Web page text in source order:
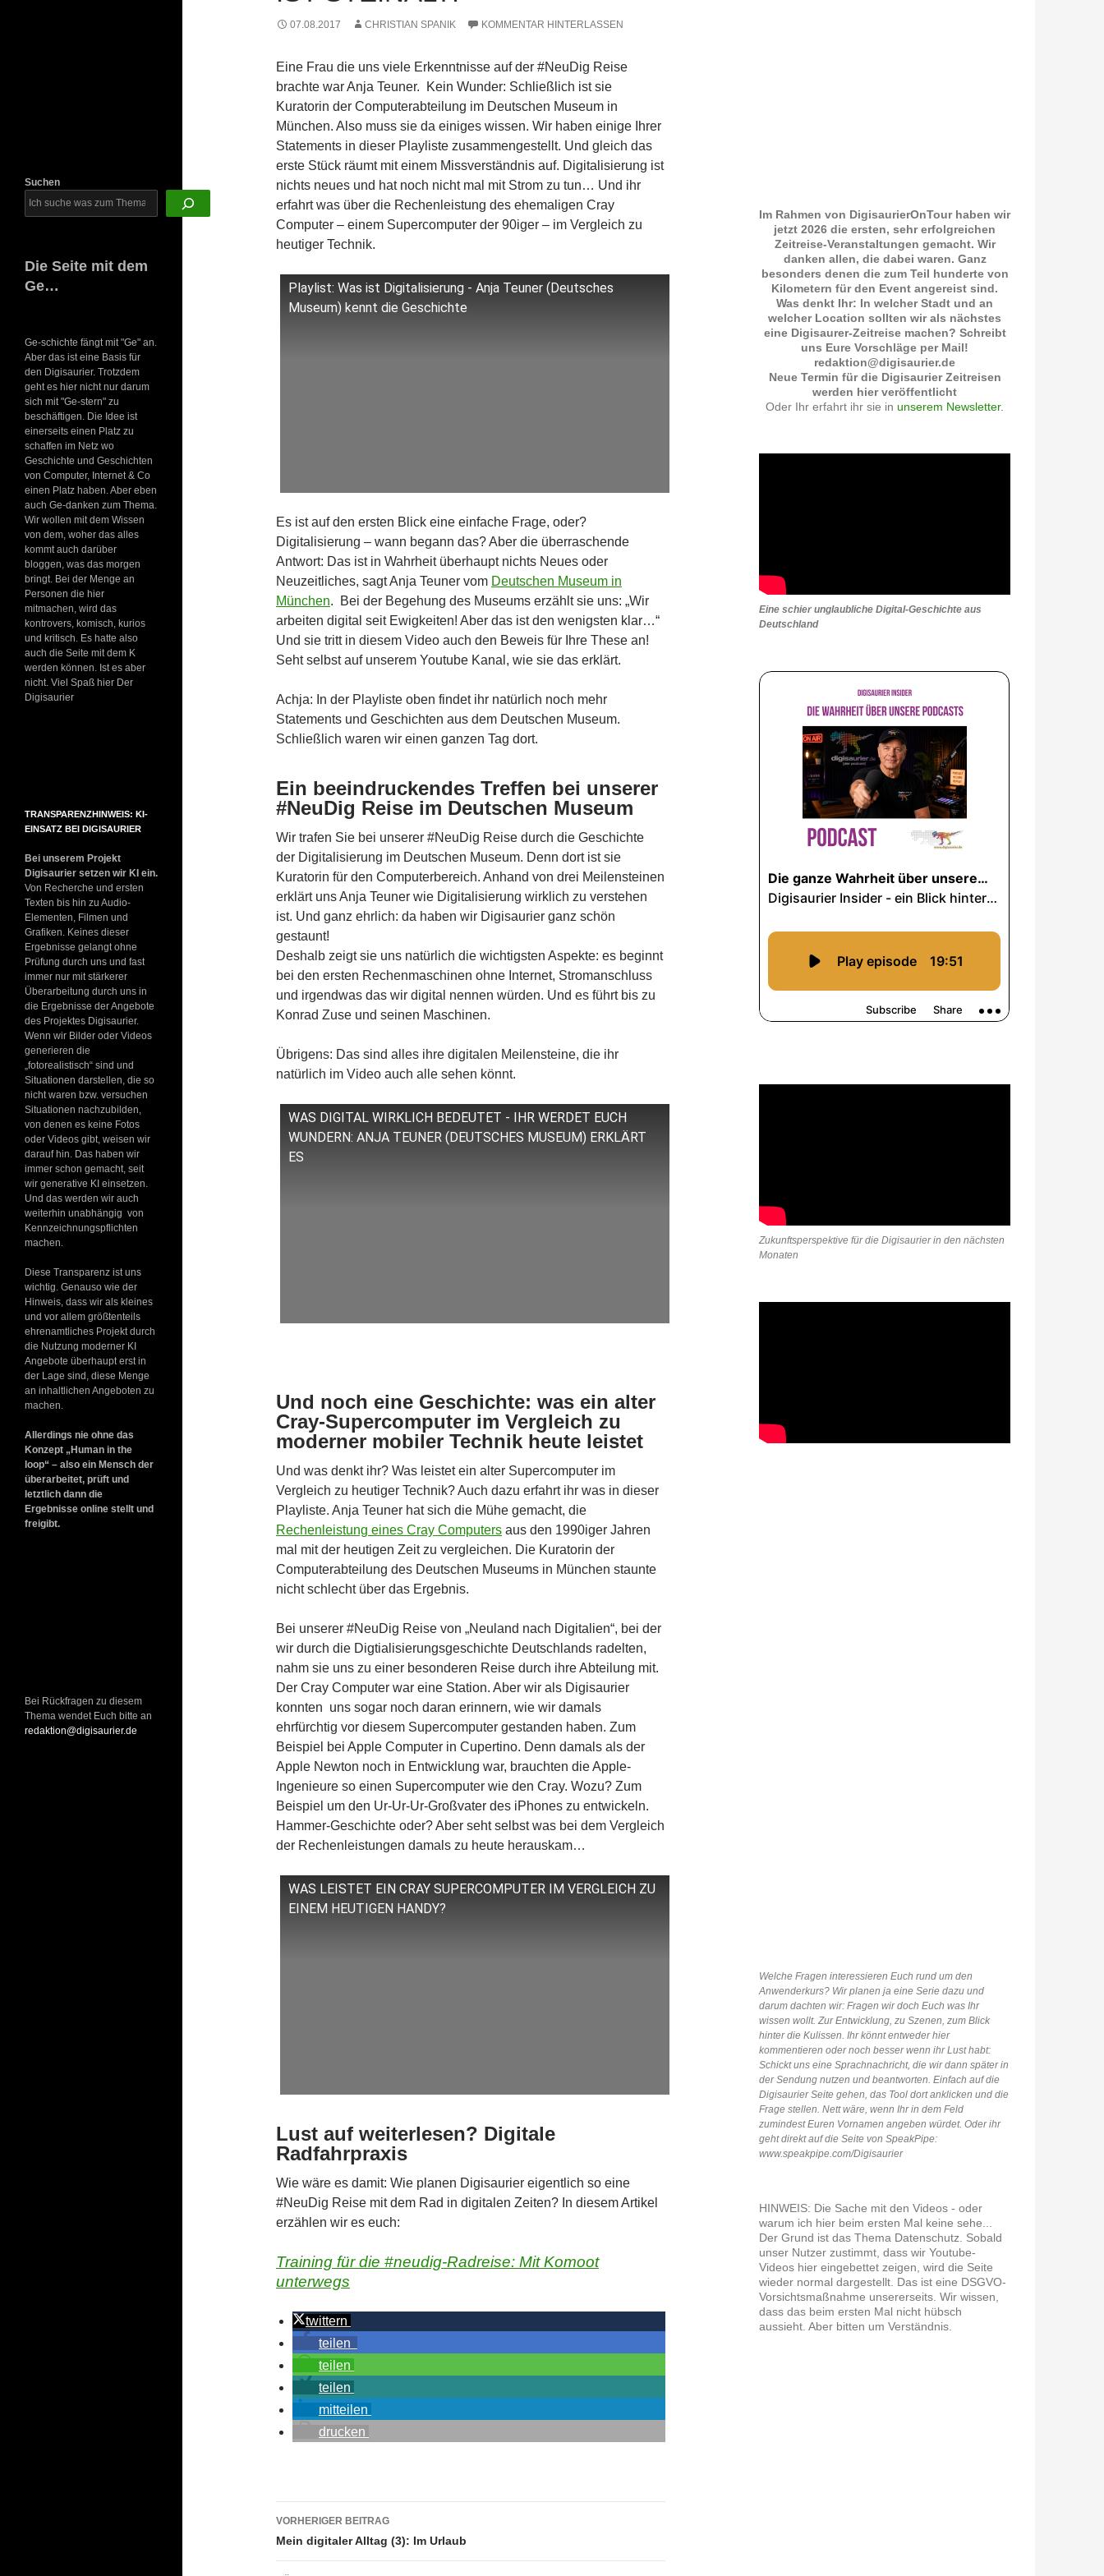
07.08.2017 CHRISTIAN SPANIK KOMMENTAR HINTERLASSEN
Eine Frau die uns viele Erkenntnisse auf der #NeuDig Reise
brachte war Anja Teuner. Kein Wunder: Schließlich ist sie
Kuratorin der Computerabteilung im Deutschen Museum in
München. Also muss sie da einiges wissen. Wir haben einige Ihrer
Statements in dieser Playliste zusammengestellt. Und gleich das
erste Stück räumt mit einem Missverständnis auf. Digitalisierung ist
nichts neues und hat noch nicht mal mit Strom zu tun… Und ihr
erfahrt was über die Rechenleistung des ehemaligen Cray
Computer – einem Supercomputer der 90iger – im Vergleich zu
heutiger Technik.
Playlist: Was ist Digitalisierung - Anja Teuner (Deutsches
Museum) kennt die Geschichte
Es ist auf den ersten Blick eine einfache Frage, oder?
Digitalisierung – wann begann das? Aber die überraschende
Antwort: Das ist in Wahrheit überhaupt nichts Neues oder
Neuzeitliches, sagt Anja Teuner vom Deutschen Museum in
München. Bei der Begehung des Museums erzählt sie uns: „Wir
arbeiten digital seit Ewigkeiten! Aber das ist den wenigsten klar…“
Und sie tritt in diesem Video auch den Beweis für Ihre These an!
Seht selbst auf unserem Youtube Kanal, wie sie das erklärt.
Achja: In der Playliste oben findet ihr natürlich noch mehr
Statements und Geschichten aus dem Deutschen Museum.
Schließlich waren wir einen ganzen Tag dort.
Ein beeindruckendes Treffen bei unserer
#NeuDig Reise im Deutschen Museum
Wir trafen Sie bei unserer #NeuDig Reise durch die Geschichte
der Digitalisierung im Deutschen Museum. Denn dort ist sie
Kuratorin für den Computerbereich. Anhand von drei Meilensteinen
erklärt uns Anja Teuner wie Digitalisierung wirklich zu verstehen
ist. Und ganz ehrlich: da haben wir Digisaurier ganz schön
gestaunt!
Deshalb zeigt sie uns natürlich die wichtigsten Aspekte: es beginnt
bei den ersten Rechenmaschinen ohne Internet, Stromanschluss
und irgendwas das wir digital nennen würden. Und es führt bis zu
Konrad Zuse und seinen Maschinen.
Übrigens: Das sind alles ihre digitalen Meilensteine, die ihr
natürlich im Video auch alle sehen könnt.
WAS DIGITAL WIRKLICH BEDEUTET - IHR WERDET EUCH
WUNDERN: ANJA TEUNER (DEUTSCHES MUSEUM) ERKLÄRT
ES
Und noch eine Geschichte: was ein alter
Cray-Supercomputer im Vergleich zu
moderner mobiler Technik heute leistet
Und was denkt ihr? Was leistet ein alter Supercomputer im
Vergleich zu heutiger Technik? Auch dazu erfahrt ihr was in dieser
Playliste. Anja Teuner hat sich die Mühe gemacht, die
Rechenleistung eines Cray Computers aus den 1990iger Jahren
mal mit der heutigen Zeit zu vergleichen. Die Kuratorin der
Computerabteilung des Deutschen Museums in München staunte
nicht schlecht über das Ergebnis.
Bei unserer #NeuDig Reise von „Neuland nach Digitalien“, bei der
wir durch die Digtialisierungsgeschichte Deutschlands radelten,
nahm sie uns zu einer besonderen Reise durch ihre Abteilung mit.
Der Cray Computer war eine Station. Aber wir als Digisaurier
konnten uns sogar noch daran erinnern, wie wir damals
ehrfürchtig vor diesem Supercomputer gestanden haben. Zum
Beispiel bei Apple Computer in Cupertino. Denn damals als der
Apple Newton noch in Entwicklung war, brauchten die Apple-
Ingenieure so einen Supercomputer wie den Cray. Wozu? Zum
Beispiel um den Ur-Ur-Ur-Großvater des iPhones zu entwickeln.
Hammer-Geschichte oder? Aber seht selbst was bei dem Vergleich
der Rechenleistungen damals zu heute herauskam…
WAS LEISTET EIN CRAY SUPERCOMPUTER IM VERGLEICH ZU
EINEM HEUTIGEN HANDY?
Lust auf weiterlesen? Digitale
Radfahrpraxis
Wie wäre es damit: Wie planen Digisaurier eigentlich so eine
#NeuDig Reise mit dem Rad in digitalen Zeiten? In diesem Artikel
erzählen wir es euch:
Training für die #neudig-Radreise: Mit Komoot
unterwegs
twittern
teilen
teilen
teilen
mitteilen
drucken
Beitragsnavigation
VORHERIGER BEITRAG
Mein digitaler Alltag (3): Im Urlaub
Im Rahmen von DigisaurierOnTour haben wir
jetzt 2026 die ersten, sehr erfolgreichen
Zeitreise-Veranstaltungen gemacht. Wir
danken allen, die dabei waren. Ganz
besonders denen die zum Teil hunderte von
Kilometern für den Event angereist sind.
Was denkt Ihr: In welcher Stadt und an
welcher Location sollten wir als nächstes
eine Digisaurer-Zeitreise machen? Schreibt
uns Eure Vorschläge per Mail!
redaktion@digisaurier.de
Neue Termin für die Digisaurier Zeitreisen
werden hier veröffentlicht
Oder Ihr erfahrt ihr sie in unserem Newsletter.
Eine schier unglaubliche Digital-Geschichte aus
Deutschland
Zukunftsperspektive für die Digisaurier in den nächsten
Monaten
Welche Fragen interessieren Euch rund um den
Anwenderkurs? Wir planen ja eine Serie dazu und
darum dachten wir: Fragen wir doch Euch was Ihr
wissen wollt. Zur Entwicklung, zu Szenen, zum Blick
hinter die Kulissen. Ihr könnt entweder hier
kommentieren oder noch besser wenn ihr Lust habt:
Schickt uns eine Sprachnachricht, die wir dann später in
der Sendung nutzen und beantworten. Einfach auf die
Digisaurier Seite gehen, das Tool dort anklicken und die
Frage stellen. Nett wäre, wenn Ihr in dem Feld
zumindest Euren Vornamen angeben würdet. Oder ihr
geht direkt auf die Seite von SpeakPipe:
www.speakpipe.com/Digisaurier
HINWEIS: Die Sache mit den Videos - oder
warum ich hier beim ersten Mal keine sehe...
Der Grund ist das Thema Datenschutz. Sobald
unser Nutzer zustimmt, dass wir Youtube-
Videos hier eingebettet zeigen, wird die Seite
wieder normal dargestellt. Das ist eine DSGVO-
Vorsichtsmaßnahme unsererseits. Wir wissen,
dass das beim ersten Mal nicht hübsch
aussieht. Aber bitten um Verständnis.
Suchen
Die Seite mit dem
Ge…
Ge-schichte fängt mit "Ge" an.
Aber das ist eine Basis für
den Digisaurier. Trotzdem
geht es hier nicht nur darum
sich mit "Ge-stern" zu
beschäftigen. Die Idee ist
einerseits einen Platz zu
schaffen im Netz wo
Geschichte und Geschichten
von Computer, Internet & Co
einen Platz haben. Aber eben
auch Ge-danken zum Thema.
Wir wollen mit dem Wissen
von dem, woher das alles
kommt auch darüber
bloggen, was das morgen
bringt. Bei der Menge an
Personen die hier
mitmachen, wird das
kontrovers, komisch, kurios
und kritisch. Es hatte also
auch die Seite mit dem K
werden können. Ist es aber
nicht. Viel Spaß hier Der
Digisaurier
TRANSPARENZHINWEIS: KI-
EINSATZ BEI DIGISAURIER
Bei unserem Projekt
Digisaurier setzen wir KI ein.
Von Recherche und ersten
Texten bis hin zu Audio-
Elementen, Filmen und
Grafiken. Keines dieser
Ergebnisse gelangt ohne
Prüfung durch uns und fast
immer nur mit stärkerer
Überarbeitung durch uns in
die Ergebnisse der Angebote
des Projektes Digisaurier.
Wenn wir Bilder oder Videos
generieren die
„fotorealistisch“ sind und
Situationen darstellen, die so
nicht waren bzw. versuchen
Situationen nachzubilden,
von denen es keine Fotos
oder Videos gibt, weisen wir
darauf hin. Das haben wir
immer schon gemacht, seit
wir generative KI einsetzen.
Und das werden wir auch
weiterhin unabhängig von
Kennzeichnungspflichten
machen.
Diese Transparenz ist uns
wichtig. Genauso wie der
Hinweis, dass wir als kleines
und vor allem größtenteils
ehrenamtliches Projekt durch
die Nutzung moderner KI
Angebote überhaupt erst in
der Lage sind, diese Menge
an inhaltlichen Angeboten zu
machen.
Allerdings nie ohne das
Konzept „Human in the
loop“ – also ein Mensch der
überarbeitet, prüft und
letztlich dann die
Ergebnisse online stellt und
freigibt.
Bei Rückfragen zu diesem
Thema wendet Euch bitte an
redaktion@digisaurier.de